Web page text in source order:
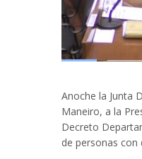
Anoche la Junta
Maneiro, a la
Decreto
de personas con